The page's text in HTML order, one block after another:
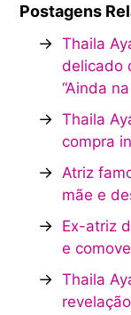
Postagens
→ Thaila
delicado
“Ainda
→ Thaila
compra
→ Atriz
mãe e
→ Ex-atriz
e
→ Thaila